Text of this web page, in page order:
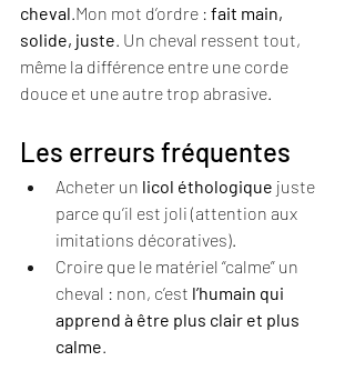
cheval .Mon mot d’ordre : fait main,
solide, juste . Un cheval ressent tout,
même la différence entre une corde
douce et une autre trop abrasive.
Les erreurs fréquentes
Acheter un licol éthologique juste
parce qu’il est joli (attention aux
imitations décoratives).
Croire que le matériel “calme” un
cheval : non, c’est l’humain qui
apprend à être plus clair et plus
calme